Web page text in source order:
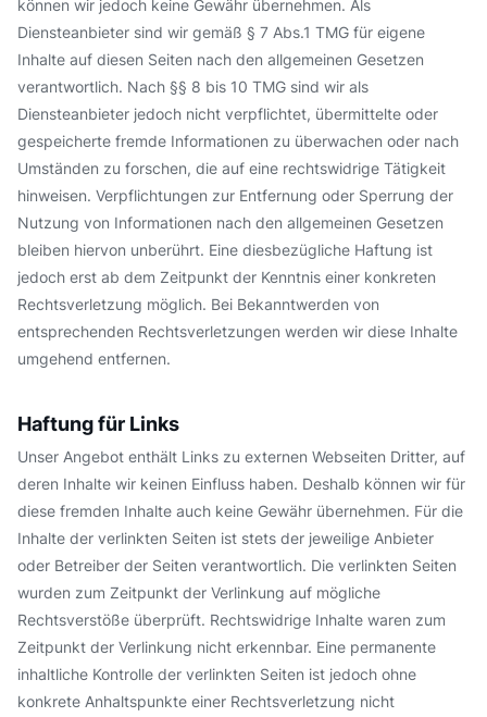
können wir jedoch keine Gewähr übernehmen. Als
Diensteanbieter sind wir gemäß § 7 Abs.1 TMG für eigene
Inhalte auf diesen Seiten nach den allgemeinen Gesetzen
verantwortlich. Nach §§ 8 bis 10 TMG sind wir als
Diensteanbieter jedoch nicht verpflichtet, übermittelte oder
gespeicherte fremde Informationen zu überwachen oder nach
Umständen zu forschen, die auf eine rechtswidrige Tätigkeit
hinweisen. Verpflichtungen zur Entfernung oder Sperrung der
Nutzung von Informationen nach den allgemeinen Gesetzen
bleiben hiervon unberührt. Eine diesbezügliche Haftung ist
jedoch erst ab dem Zeitpunkt der Kenntnis einer konkreten
Rechtsverletzung möglich. Bei Bekanntwerden von
entsprechenden Rechtsverletzungen werden wir diese Inhalte
umgehend entfernen.
Haftung für Links
Unser Angebot enthält Links zu externen Webseiten Dritter, auf
deren Inhalte wir keinen Einfluss haben. Deshalb können wir für
diese fremden Inhalte auch keine Gewähr übernehmen. Für die
Inhalte der verlinkten Seiten ist stets der jeweilige Anbieter
oder Betreiber der Seiten verantwortlich. Die verlinkten Seiten
wurden zum Zeitpunkt der Verlinkung auf mögliche
Rechtsverstöße überprüft. Rechtswidrige Inhalte waren zum
Zeitpunkt der Verlinkung nicht erkennbar. Eine permanente
inhaltliche Kontrolle der verlinkten Seiten ist jedoch ohne
konkrete Anhaltspunkte einer Rechtsverletzung nicht